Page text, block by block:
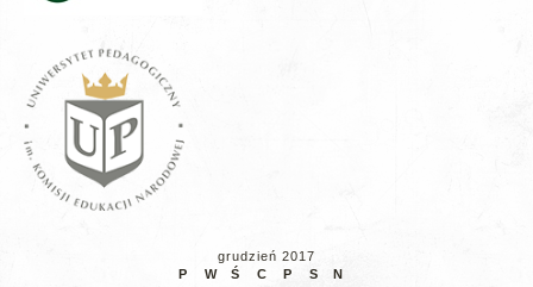
grudzień 2017
P
W Ś C P S N